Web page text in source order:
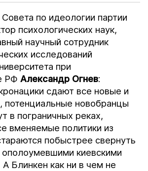
по идеологии партии
психологических наук,
научный сотрудник
исследований
при
РФАлександр Огнев:
сдают все новые и
потенциальные новобранцы
в пограничных реках,
вменяемые политики из
побыстрее свернуть
ополоумевшими киевскими
Блинкен как ни в чем не